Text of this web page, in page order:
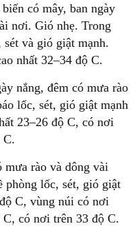
có mây, ban ngày
nơi. Gió nhẹ. Trong
và gió giật mạnh.
nhất 32–34 độ C.
nắng, đêm có mưa rào
lốc, sét, gió giật mạnh
23–26 độ C, có nơi
C.
mưa rào và dông vài
phòng lốc, sét, gió giật
C, vùng núi có nơi
có nơi trên 33 độ C.